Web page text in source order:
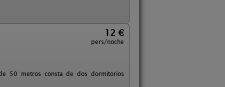
12 €
pers/noche
50 metros consta de dos dormitorios